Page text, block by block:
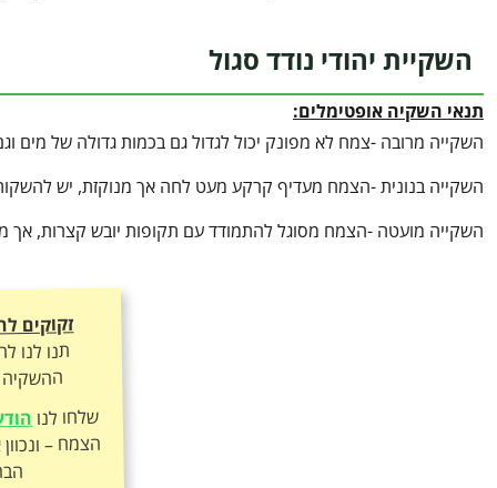
השקיית יהודי נודד סגול
תנאי השקיה אופטימלים:
השקייה מרובה -צמח לא מפונק יכול לגדול גם בכמות גדולה של מים
השקייה בנונית -הצמח מעדיף קרקע מעט לחה אך מנוקזת, יש
השקייה מועטה -הצמח מסוגל להתמודד עם תקופות יובש קצרות, אך
זקוקים
תנו לנו
ההשקיה
שלחו לנו